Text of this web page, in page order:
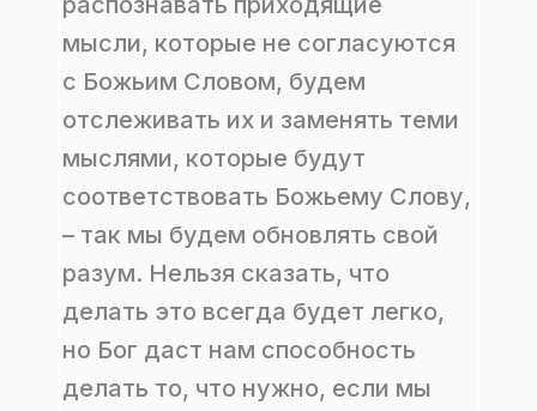
мысли, которые не согласуются
с Божьим Словом, будем
отслеживать их и заменять теми
мыслями, которые будут
соответствовать Божьему Слову,
– так мы будем обновлять свой
разум. Нельзя сказать, что
делать это всегда будет легко,
но Бог даст нам способность
делать то, что нужно, если мы